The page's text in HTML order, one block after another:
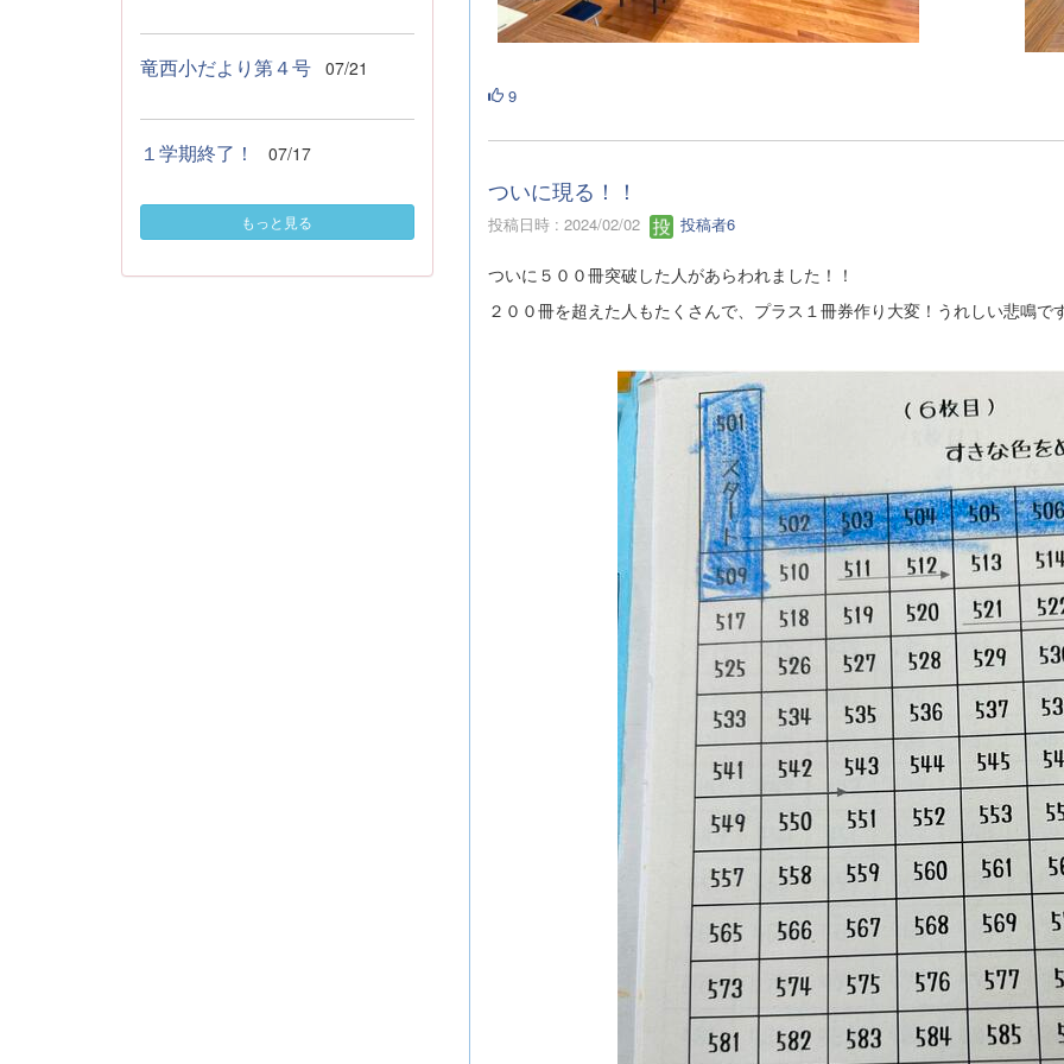
9
ついに現る！！
投稿日時 : 2024/02/02 投稿者6
ついに５００冊突破した人があらわれました！！
２００冊を超えた人もたくさんで、プラス１冊券作り大変！うれしい悲鳴で
竜西小だより第４号 07/21
１学期終了！ 07/17
もっと見る